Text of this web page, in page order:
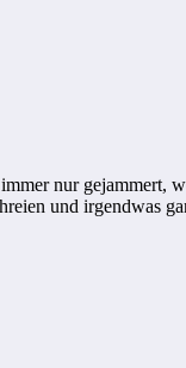
nur gejammert,
und irgendwas